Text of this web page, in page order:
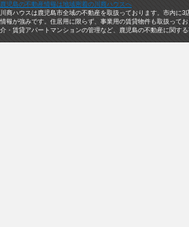
鹿児島の不動産情報は地域密着の川商ハウスへ
川商ハウスは鹿児島市全域の不動産を取扱っております。市内に
情報が強みです。住居用に限らず、事業用の賃貸物件も取扱って
介・賃貸アパートマンションの管理など、鹿児島の不動産に関す